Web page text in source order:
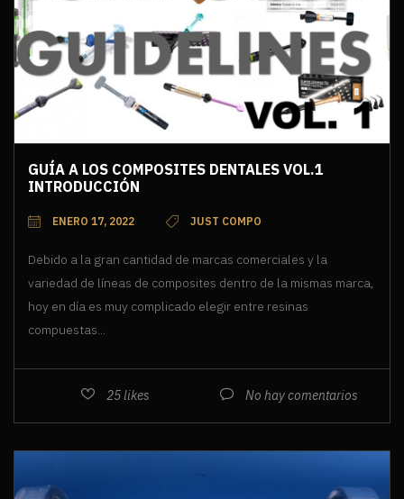
GUÍA A LOS COMPOSITES DENTALES VOL.1
INTRODUCCIÓN
ENERO 17, 2022 JUST COMPO
Debido a la gran cantidad de marcas comerciales y la
variedad de líneas de composites dentro de la mismas marca,
hoy en día es muy complicado elegir entre resinas
compuestas...
25likes No hay comentarios